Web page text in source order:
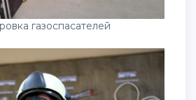
газоспасателей